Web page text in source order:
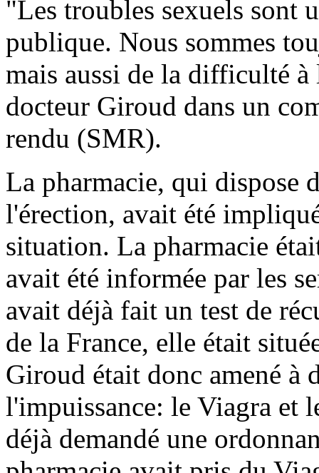
"Les troubles sexuels sont
publique. Nous sommes
mais aussi de la difficulté
docteur Giroud dans un
rendu (SMR).
La pharmacie, qui dispose
l'érection, avait été
situation. La pharmacie
avait été informée par les
avait déjà fait un test de
de la France, elle était
Giroud était donc amené à
l'impuissance: le Viagra et
déjà demandé une